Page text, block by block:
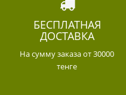
БЕСПЛАТНАЯ
ДОСТАВКА
На сумму заказа от 30000
тенге